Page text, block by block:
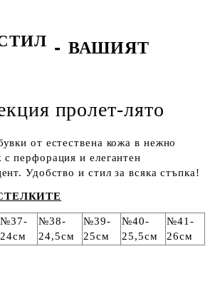
- ВАШИЯТ
пролет-лято
от естествена кожа в нежно
перфорация и елегантен
Удобство и стил за всяка стъпка!
№37-
24см
№38-
24,5см
№39-
25см
№40-
25,5см
№41-
26см